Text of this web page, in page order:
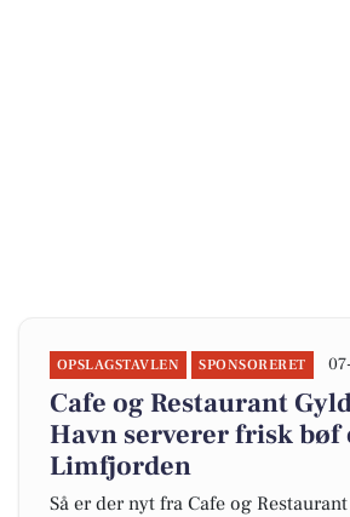
OPSLAGSTAVLEN SPONSORERET
Cafe og Restaurant
Havn serverer frisk bøf
Limfjorden
Så er der nyt fra Cafe og